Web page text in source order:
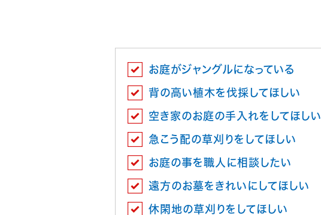
お庭がジャングルになっている
背の高い植木を伐採してほしい
空き家のお庭の手入れをしてほしい
急こう配の草刈りをしてほしい
お庭の事を職人に相談したい
遠方のお墓をきれいにしてほしい
休閑地の草刈りをしてほしい